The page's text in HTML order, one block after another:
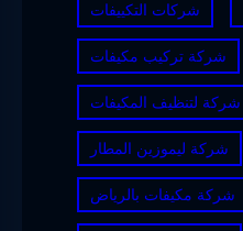
شركات التكييفات
شركة تركيب مكيفات
شركة لتنظيف المكيفات
شركة ليموزين المطار
شركة مكيفات بالرياض